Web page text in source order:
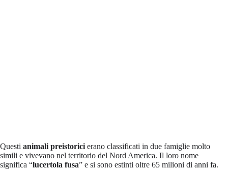
Questi animali preistorici erano classificati in due famiglie molto
simili e vivevano nel territorio del Nord America. Il loro nome
significa “lucertola fusa” e si sono estinti oltre 65 milioni di anni fa.